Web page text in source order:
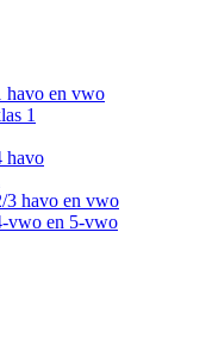
havo en vwo
1
havo
3 havo en vwo
vwo en 5-vwo